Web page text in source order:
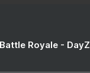
Royale - DayZ